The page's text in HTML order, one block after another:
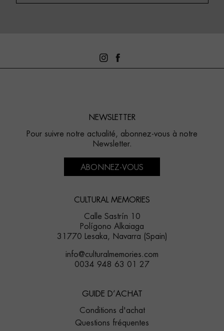
NEWSLETTER
Pour suivre notre actualité, abonnez-vous à notre
Newsletter.
ABONNEZ-VOUS
CULTURAL MEMORIES
Calle Sastrín 10
Polígono Alkaiaga
31770 Lesaka, Navarra (Spain)
info@culturalmemories.com
0034 948 63 01 27
GUIDE D’ACHAT
Conditions d'achat
Questions fréquentes